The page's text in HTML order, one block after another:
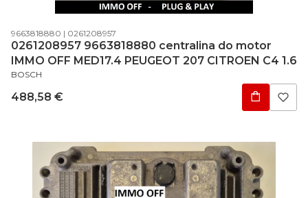
Código do produto
9663818880 Código do fabricante
0261208957
0261208957 9663818880 centralina do motor
IMMO OFF MED17.4 PEUGEOT 207 CITROEN C4 1.6
FABRICANTE
BOSCH
Preço
488,58 €